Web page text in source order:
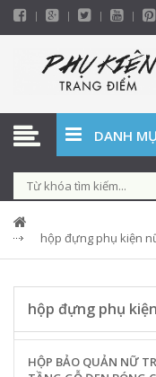
DANH
hộp đựng phụ kiện
hộp đựng phụ
HỘP BẢO QUẢN NỮ